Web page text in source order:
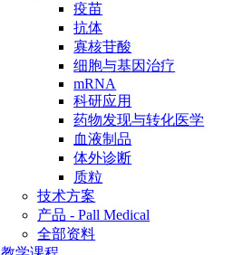
疫苗
抗体
寡核苷酸
细胞与基因治疗
mRNA
科研应用
药物发现与转化医学
血液制品
体外诊断
质粒
技术方案
产品 - Pall Medical
全部资料